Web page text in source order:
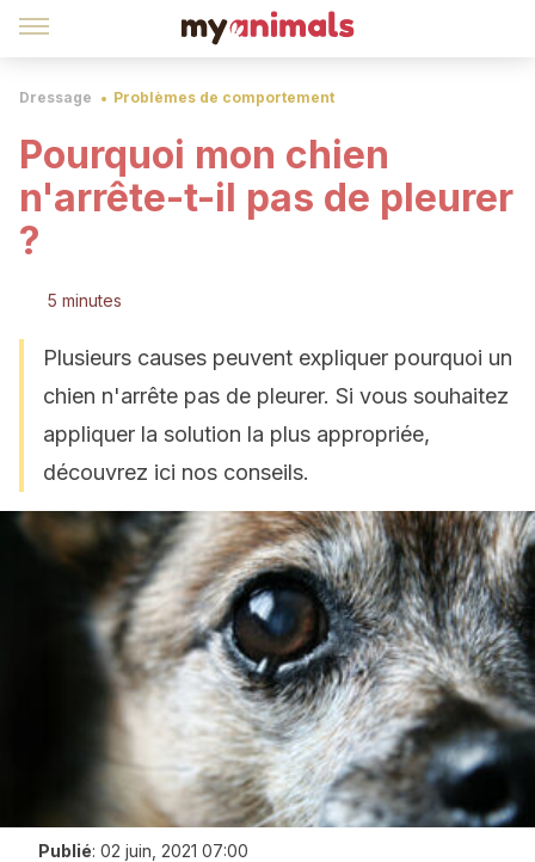
Dressage Problèmes de comportement
Pourquoi mon chien
n'arrête-t-il pas de pleurer
?
5 minutes
Plusieurs causes peuvent expliquer pourquoi un
chien n'arrête pas de pleurer. Si vous souhaitez
appliquer la solution la plus appropriée,
découvrez ici nos conseils.
Publié: 02 juin, 2021 07:00